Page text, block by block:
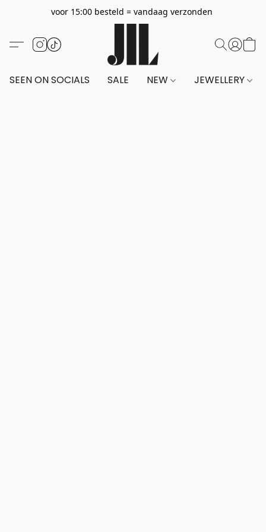
voor 15:00 besteld = vandaag verzonden
SEEN ON SOCIALS SALE NEW JEWELLERY